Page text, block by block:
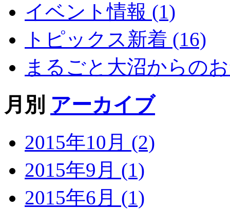
イベント情報 (1)
トピックス新着 (16)
まるごと大沼からの
月別 アーカイブ
2015年10月 (2)
2015年9月 (1)
2015年6月 (1)